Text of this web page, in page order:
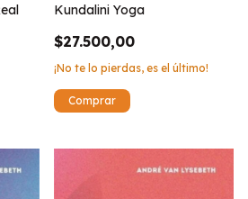
Kundalini Yoga
$27.500,00
¡No te lo pierdas, es el último!